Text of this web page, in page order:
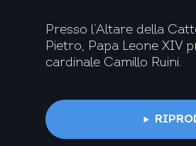
Presso l’Altare della
Pietro, Papa Leone XIV
cardinale Camillo Ruini.